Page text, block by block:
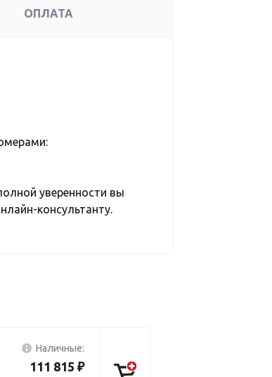
ОПЛАТА
уверенности вы
консультанту.
Наличные:
111 815 ₽